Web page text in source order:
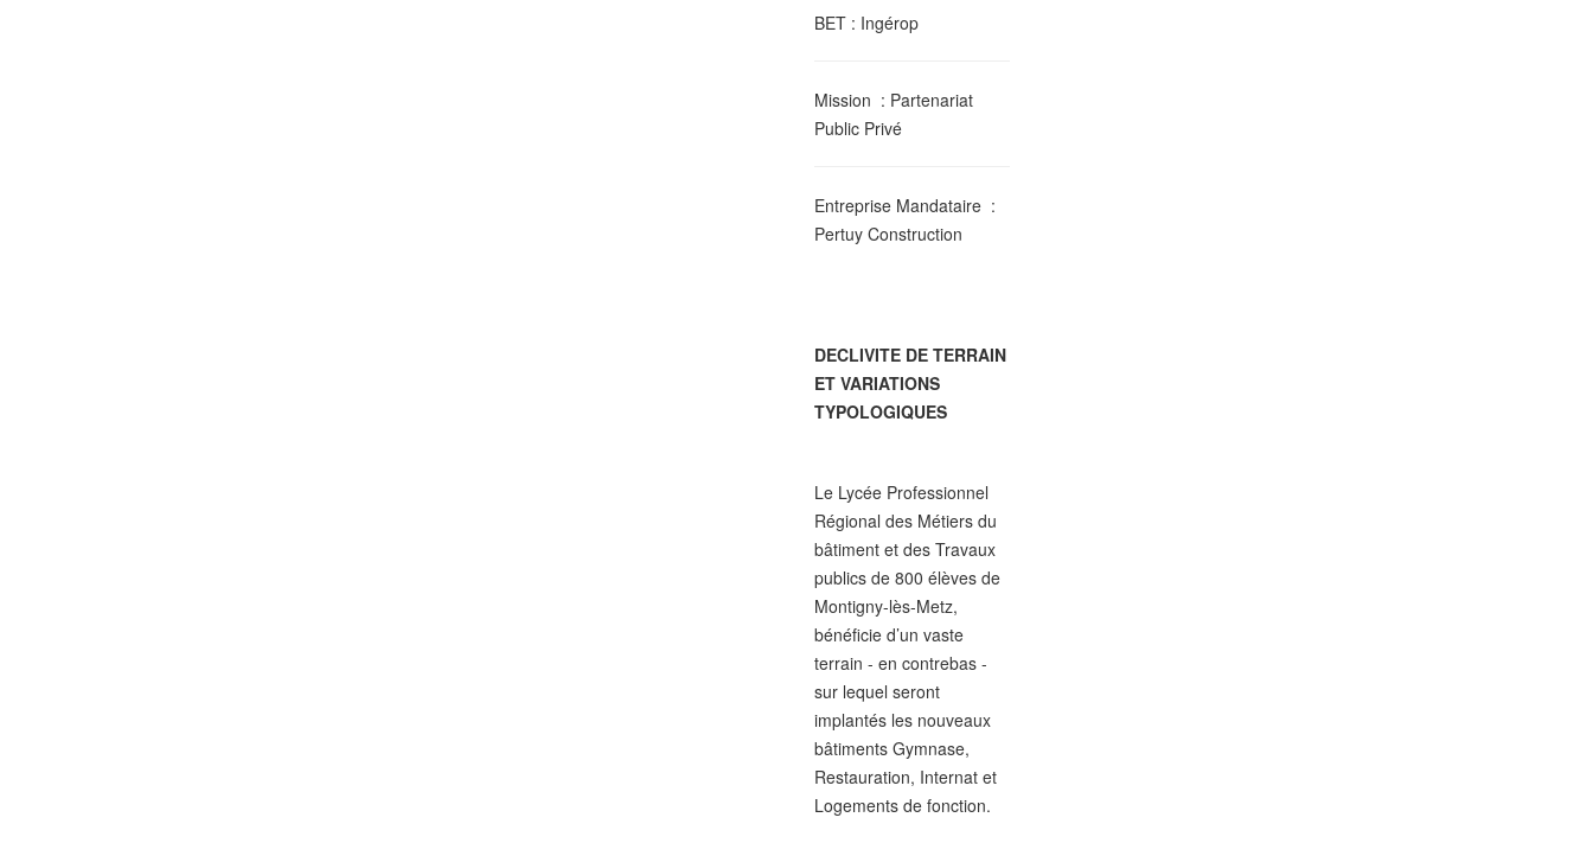
BET : Ingérop
Mission : Partenariat
Public Privé
Entreprise Mandataire :
Pertuy Construction
DECLIVITE DE TERRAIN
ET VARIATIONS
TYPOLOGIQUES
Le Lycée Professionnel
Régional des Métiers du
bâtiment et des Travaux
publics de 800 élèves de
Montigny-lès-Metz,
bénéficie d’un vaste
terrain - en contrebas -
sur lequel seront
implantés les nouveaux
bâtiments Gymnase,
Restauration, Internat et
Logements de fonction.